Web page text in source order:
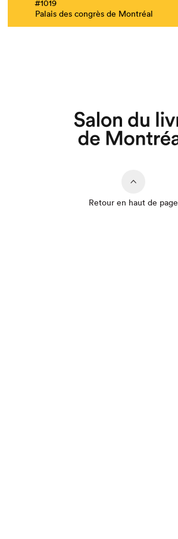
#1019
Palais des congrès de Montréal
Retour en haut de page